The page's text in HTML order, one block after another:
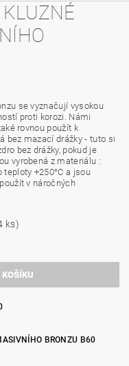
se vyznačují vysokou
proti korozi. Námi
rovnou použít k
bez mazací drážky - tuto si
bez drážky, pokud je
vyrobená z materiálu :
teploty +250°C a jsou
v náročných
ks)
BRONZU B60